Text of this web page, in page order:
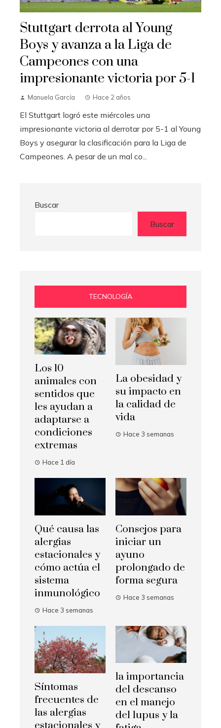
Stuttgart derrota al Young
Boys y avanza a la Liga de
Campeones con una
impresionante victoria por 5-1
Manuela García Hace 2 años
El Stuttgart logró este miércoles una
impresionante victoria al derrotar por 5-1 al Young
Boys y asegurar la clasificación para la Liga de
Campeones. A pesar de un mal co...
Buscar
Buscar
TECNOLOGÍA
Los 10
animales con
sentidos que
les ayudan a
adaptarse a
condiciones
extremas
Hace 1 día
La obesidad y
su impacto en
la calidad de
vida
Hace 3 semanas
Qué causa las
alergias
estacionales y
cómo actúa el
sistema
inmunológico
Hace 3 semanas
Consejos para
iniciar un
ayuno
prolongado de
forma segura
Hace 3 semanas
Síntomas
frecuentes de
las alergias
estacionales y
la importancia
del descanso
en el manejo
del lupus y la